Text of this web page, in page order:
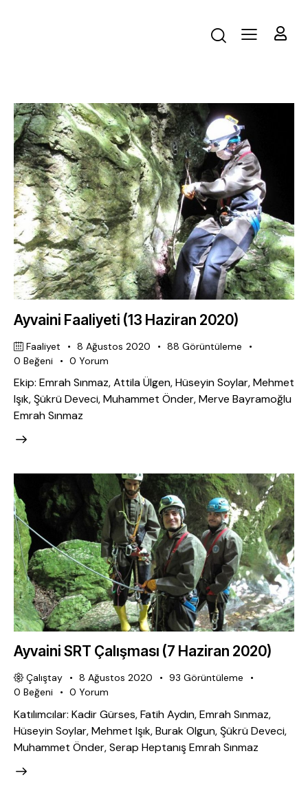
Ayvaini Faaliyeti (13 Haziran 2020)
Faaliyet 8 Ağustos 2020 88 Görüntüleme
0 Beğeni 0 Yorum
Ekip: Emrah Sınmaz, Attila Ülgen, Hüseyin Soylar, Mehmet
Işık, Şükrü Deveci, Muhammet Önder, Merve Bayramoğlu
Emrah Sınmaz
Ayvaini SRT Çalışması (7 Haziran 2020)
Çalıştay 8 Ağustos 2020 93 Görüntüleme
0 Beğeni 0 Yorum
Katılımcılar: Kadir Gürses, Fatih Aydın, Emrah Sınmaz,
Hüseyin Soylar, Mehmet Işık, Burak Olgun, Şükrü Deveci,
Muhammet Önder, Serap Heptanış Emrah Sınmaz